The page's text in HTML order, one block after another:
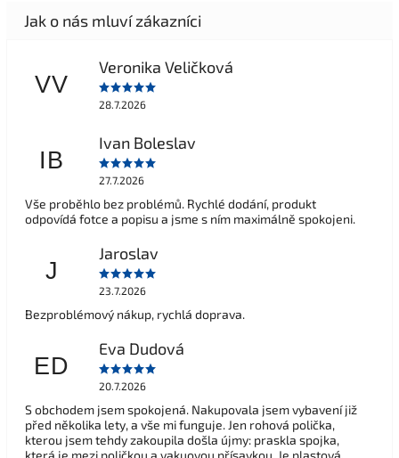
VV
Veronika Veličková
28.7.2026
IB
Ivan Boleslav
27.7.2026
Vše proběhlo bez problémů. Rychlé dodání, produkt
odpovídá fotce a popisu a jsme s ním maximálně spokojeni.
J
Jaroslav
23.7.2026
Bezproblémový nákup, rychlá doprava.
ED
Eva Dudová
20.7.2026
S obchodem jsem spokojená. Nakupovala jsem vybavení již
před několika lety, a vše mi funguje. Jen rohová polička,
kterou jsem tehdy zakoupila došla újmy: praskla spojka,
která je mezi poličkou a vakuovou přísavkou. Je plastová,